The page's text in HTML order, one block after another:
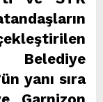
Belediye
yanı sıra